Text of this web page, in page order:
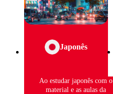
Japonês
Ao estudar japonês com o
material e as aulas da